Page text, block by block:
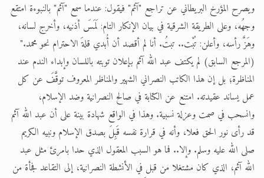
ويصرح المؤرخ البريطاني عن تراجع "آثم" فيقول: عندما سمع "آثم" بالنبوءة امتقع
وجهُه، وعلى الطريقة الشرقية في بيان الإنكار التام: لَمَسَ أذنيه، وأخرج لسانه،
وهَزَّ رأسه، وأعلن: تُبْت.. تبتُ. أنا لم أقصد أن أُبدي قلةَ الاحترام نحو محمد."
(المرجع السابق) لم يكتف عبد الله آثم بإعلان توبته باللسان وإبداء الندم عند
المناظرة؛ بل إن هذا الكاتب النصراني الشهير والمناظر المعروف توقَّفَ عن كل
عمل يساند عقيدته. امتنع عن الكتابة في صالح النصرانية وضد الإسلام،
وانسحب في صمت وعزلة نسبية. وهذا في الواقع شهادة بينة على أن عبد الله آثم
قد رأى نور الحق فعلا، وأنه في قرارة نفسه قَبِلَ بصدق الإسلام ونبيه الكريم
صلى الله عليه وسلم. وإلا.. فما هو السبب المعقول الذي حدا بامرئ مثل عبد
الله آثم، الذي كان مشتغلا من قبل في الأنشطة النصرانية، إلى التقاعد فجأة من